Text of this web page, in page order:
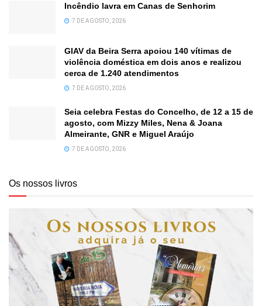
Incêndio lavra em Canas de Senhorim
7 DE AGOSTO, 2026
GIAV da Beira Serra apoiou 140 vítimas de
violência doméstica em dois anos e realizou
cerca de 1.240 atendimentos
7 DE AGOSTO, 2026
Seia celebra Festas do Concelho, de 12 a 15 de
agosto, com Mizzy Miles, Nena & Joana
Almeirante, GNR e Miguel Araújo
7 DE AGOSTO, 2026
Os nossos livros